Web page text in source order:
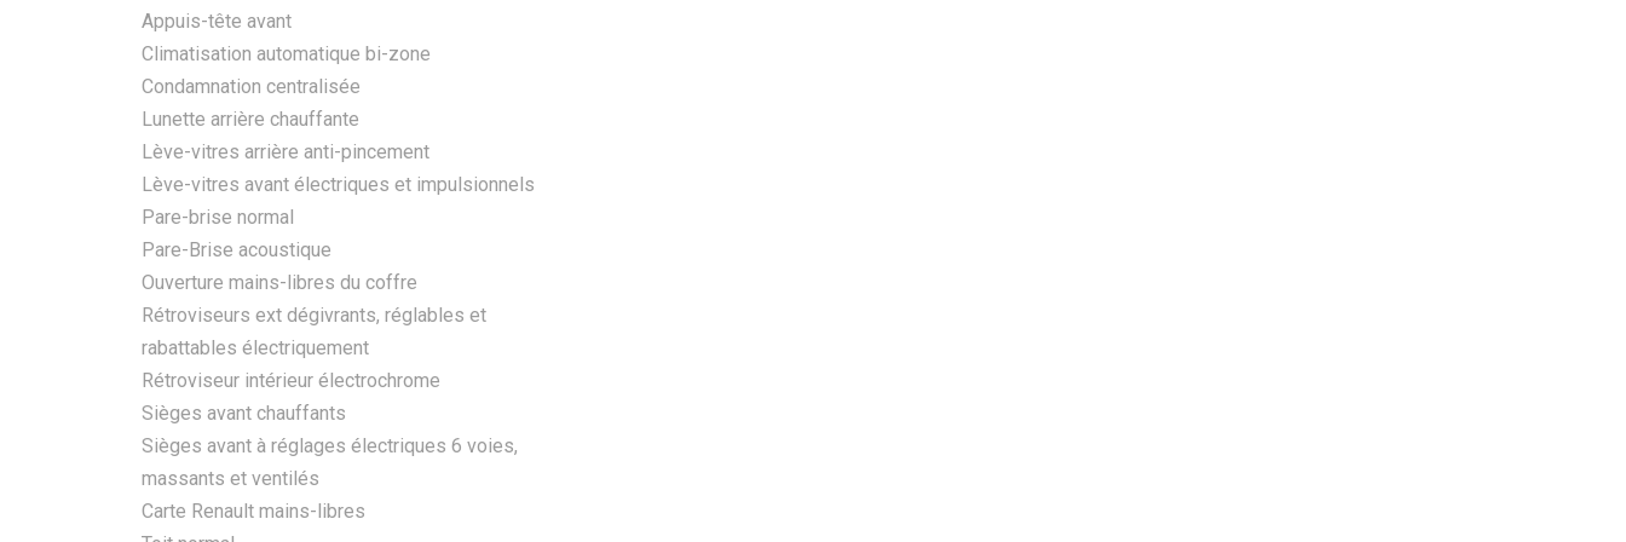
Appuis-tête avant
Climatisation automatique bi-zone
Condamnation centralisée
Lunette arrière chauffante
Lève-vitres arrière anti-pincement
Lève-vitres avant électriques et impulsionnels
Pare-brise normal
Pare-Brise acoustique
Ouverture mains-libres du coffre
Rétroviseurs ext dégivrants, réglables et
rabattables électriquement
Rétroviseur intérieur électrochrome
Sièges avant chauffants
Sièges avant à réglages électriques 6 voies,
massants et ventilés
Carte Renault mains-libres